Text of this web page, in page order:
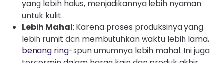
yang lebih halus, menjadikannya lebih nyaman
untuk kulit.
Lebih Mahal: Karena proses produksinya yang
lebih rumit dan membutuhkan waktu lebih lama,
benang ring-spun umumnya lebih mahal. Ini juga